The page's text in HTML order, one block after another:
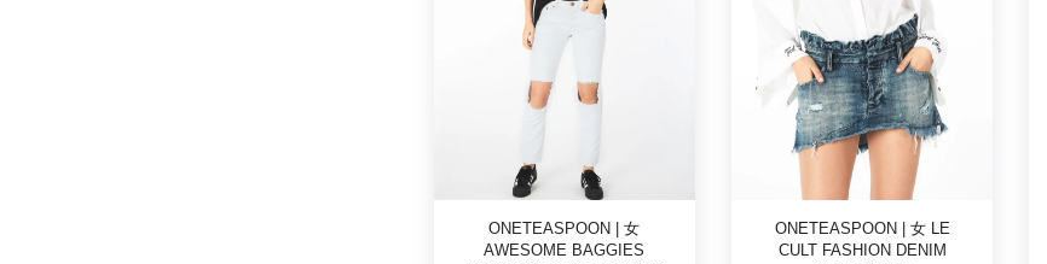
ONETEASPOON | 女
AWESOME BAGGIES
ONETEASPOON | 女 LE
CULT FASHION DENIM